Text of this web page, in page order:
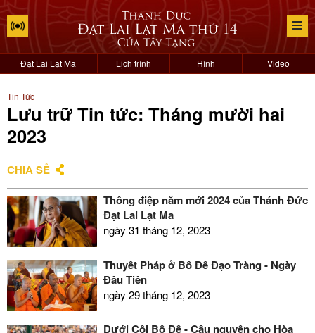
Đạt Lai Lạt Ma Lịch trình Hình Video
Tin Tức
Lưu trữ Tin tức: Tháng mười hai
2023
CHIA SẺ
Thông điệp năm mới 2024 của Thánh Đức
Đạt Lai Lạt Ma
ngày 31 tháng 12, 2023
Thuyết Pháp ở Bồ Đề Đạo Tràng - Ngày
Đầu Tiên
ngày 29 tháng 12, 2023
Dưới Cội Bồ Đề - Cầu nguyện cho Hòa